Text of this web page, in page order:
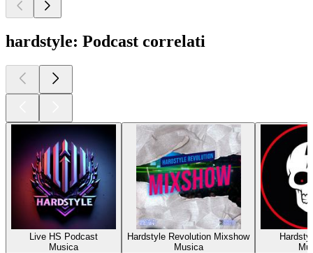
hardstyle: Podcast correlati
Live HS Podcast
Musica
Hardstyle Revolution Mixshow
Musica